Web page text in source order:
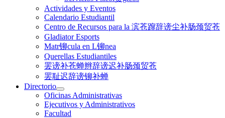
Actividades y Eventos
Calendario Estudiantil
Centro de Recursos para la 滨苍蹿辞谤尘补肠颈贸苍
Gladiator Esports
Matr铆cula en L铆nea
Querellas Estudiantiles
罢谤补苍蝉辫辞谤迟补肠颈贸苍
罢耻迟辞谤铆补蝉
Directorio
Oficinas Administrativas
Ejecutivos y Administrativos
Facultad